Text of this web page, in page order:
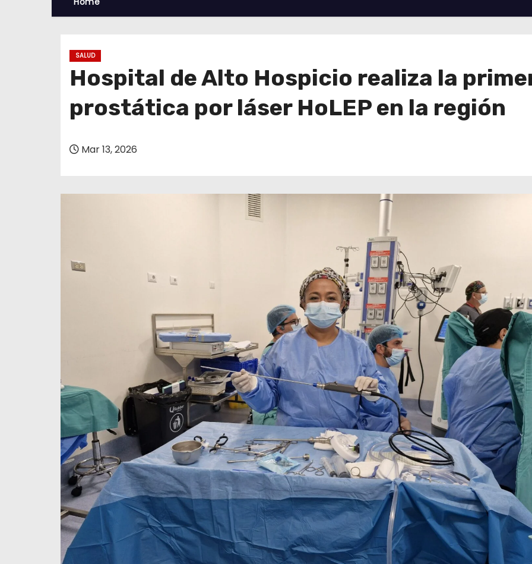
SALUD
Hospital de Alto Hospicio realiza la
prostática por láser HoLEP en la región
Mar 13, 2026